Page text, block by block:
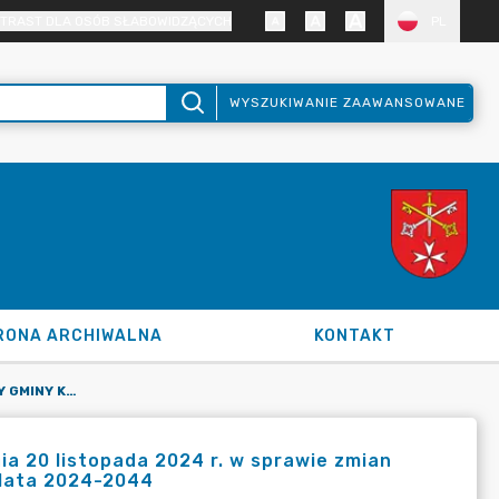
WYSZUKIWANIE ZAAWANSOWANE
ARCHIWALNA KONTAKT
UCHWAŁA NR VII/74/2024 RADY GMINY KLESZCZEWO Z DNIA 20 LISTOPADA 2024 R. W SPRAWIE ZMIAN WIELOLETNIEJ PROGNOZY FINANSOWEJ GMINY KLESZCZEWO NA LATA 2024-2044
20 listopada 2024 r. w sprawie zmian
2024-2044